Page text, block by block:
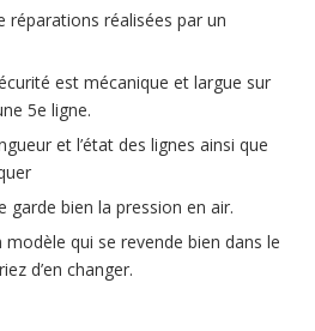
réparations réalisées par un
est mécanique et largue sur
5e ligne.
et l’état des lignes ainsi que
garde bien la pression en air.
qui se revende bien dans le
d’en changer.